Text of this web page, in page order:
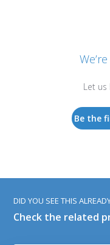
Let
Be the
DID YOU SEE THIS
Check the related